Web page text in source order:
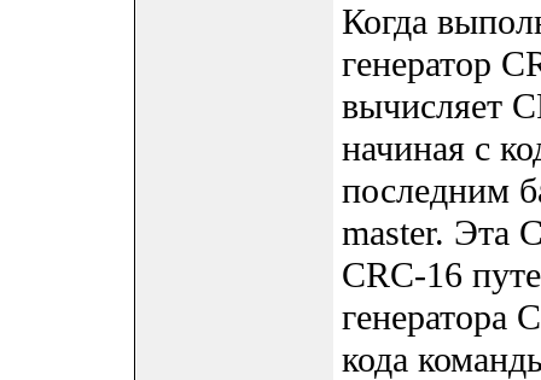
Когда
генератор
вычисляет
начиная с
последним
master. Эта
CRC-16
генератора
кода